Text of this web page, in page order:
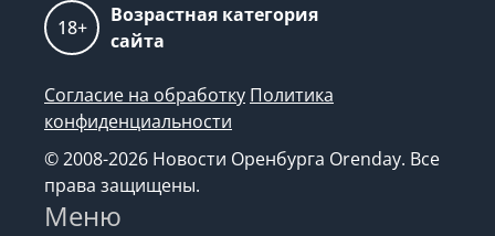
18+
Возрастная категория
сайта
Согласие на обработку Политика
конфиденциальности
© 2008-2026 Новости Оренбурга Orenday. Все
права защищены.
Меню